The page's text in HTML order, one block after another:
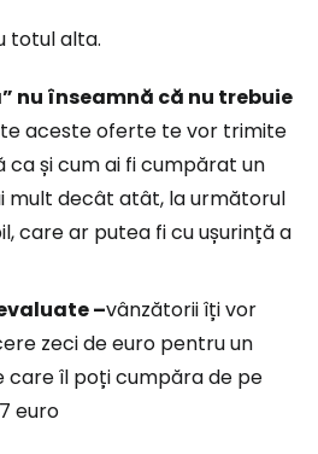
totul alta.
nu înseamnă că nu trebuie
aceste oferte te vor trimite
ca și cum ai fi cumpărat un
mult decât atât, la următorul
care ar putea fi cu ușurință a
–vânzătorii îți vor
zeci de euro pentru un
care îl poți cumpăra de pe
euro